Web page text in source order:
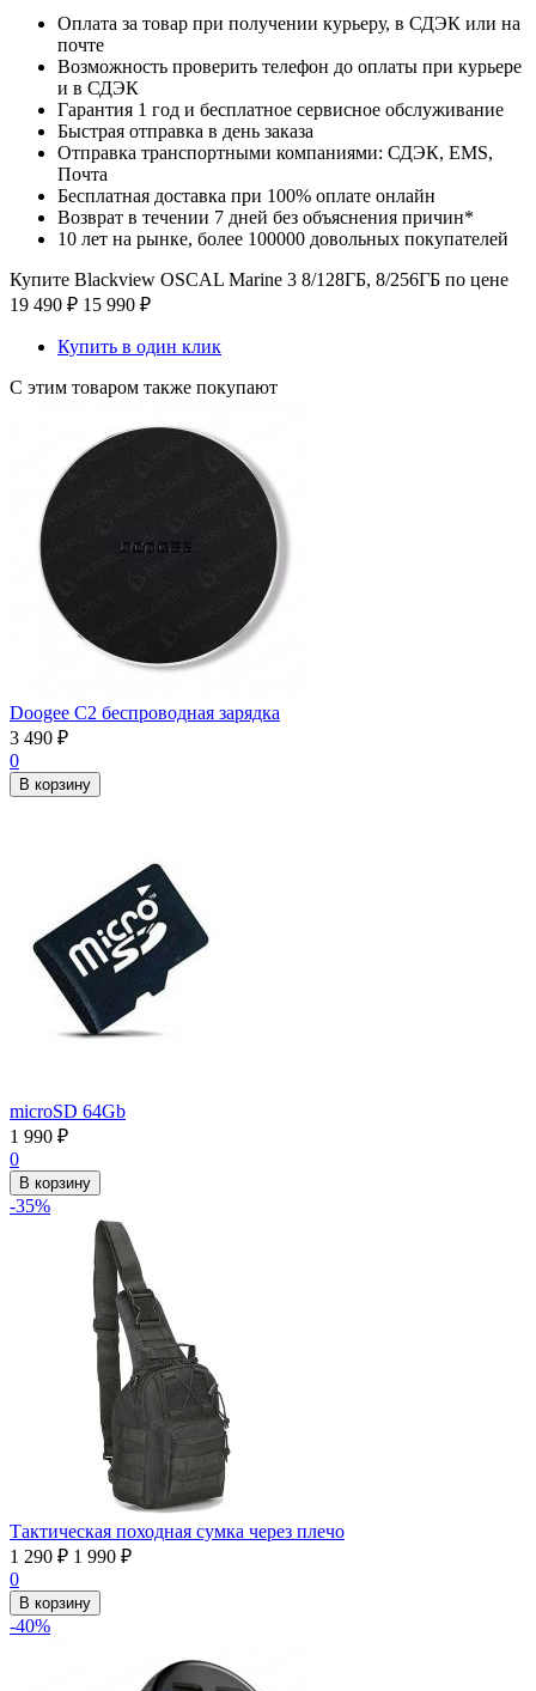
Оплата за товар при получении курьеру, в СДЭК или на
почте
Возможность проверить телефон до оплаты при курьере
и в СДЭК
Гарантия 1 год и бесплатное сервисное обслуживание
Быстрая отправка в день заказа
Отправка транспортными компаниями: СДЭК, EMS,
Почта
Бесплатная доставка при 100% оплате онлайн
Возврат в течении 7 дней без объяснения причин*
10 лет на рынке, более 100000 довольных покупателей
Купите Blackview OSCAL Marine 3 8/128ГБ, 8/256ГБ по цене
19 490 ₽ 15 990 ₽
Купить в один клик
С этим товаром также покупают
Doogee C2 беспроводная зарядка
3 490 ₽
0
В корзину
microSD 64Gb
1 990 ₽
0
В корзину
-35%
Тактическая походная сумка через плечо
1 290 ₽ 1 990 ₽
0
В корзину
-40%